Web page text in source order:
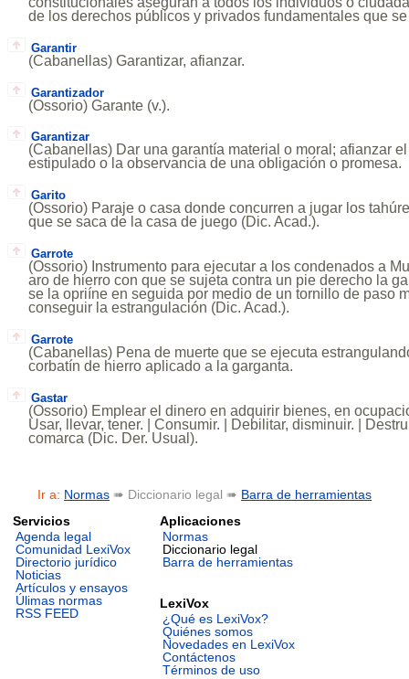
de los derechos públicos y privados fundamentales que
Garantir
(Cabanellas) Garantizar, afianzar.
Garantizador
(Ossorio) Garante (v.).
Garantizar
(Cabanellas) Dar una garantía material o moral; afianzar
estipulado o la observancia de una obligación o promesa.
Garito
(Ossorio) Paraje o casa donde concurren a jugar los
que se saca de la casa de juego (Dic. Acad.).
Garrote
(Ossorio) Instrumento para ejecutar a los condenados a
aro de hierro con que se sujeta contra un pie derecho la
se la opriíne en seguida por medio de un tornillo de paso
conseguir la estrangulación (Dic. Acad.).
Garrote
(Cabanellas) Pena de muerte que se ejecuta
corbatín de hierro aplicado a la garganta.
Gastar
(Ossorio) Emplear el dinero en adquirir bienes, en
Usar, llevar, tener. | Consumir. | Debilitar, disminuir. |
comarca (Dic. Der. Usual).
Ir a: Normas ➠ Diccionario legal ➠ Barra de herramientas
Servicios
Agenda legal
Comunidad LexiVox
Directorio jurídico
Noticias
Artículos y ensayos
Úlimas normas
RSS FEED
Aplicaciones
Normas
Diccionario legal
Barra de herramientas
LexiVox
¿Qué es LexiVox?
Quiénes somos
Novedades en LexiVox
Contáctenos
Términos de uso